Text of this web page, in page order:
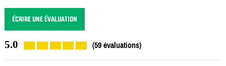
ÉCRIRE UNE ÉVALUATION
5.0 (59 évaluations)